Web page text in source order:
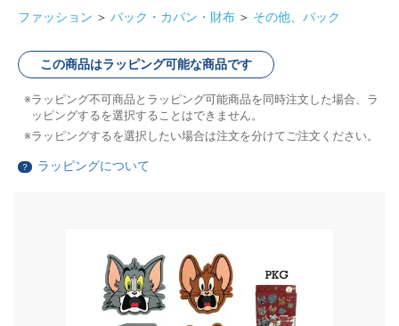
ファッション ＞ バック・カバン・財布 ＞ その他、バック
この商品はラッピング可能な商品です
ラッピング不可商品とラッピング可能商品を同時注文した場合、ラ
ッピングするを選択することはできません。
ラッピングするを選択したい場合は注文を分けてご注文ください。
？ ラッピングについて